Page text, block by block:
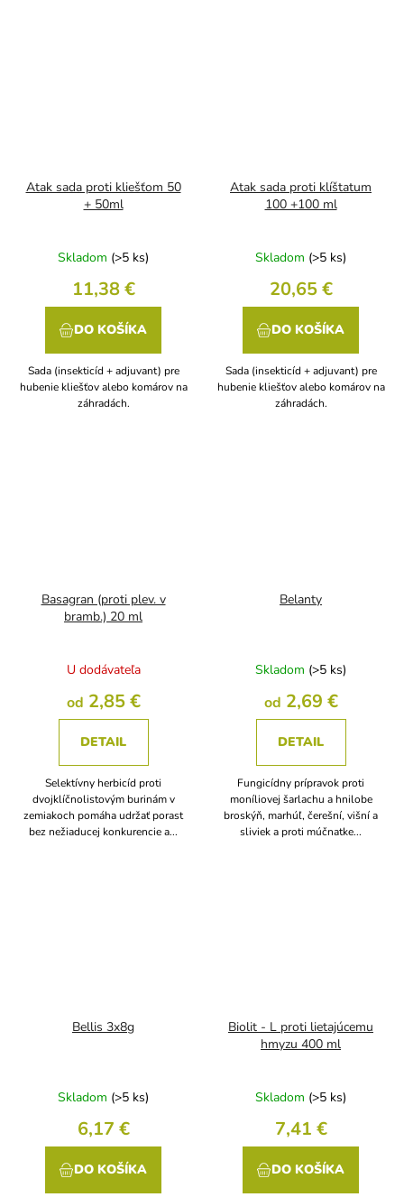
Atak sada proti kliešťom 50
+ 50ml
Skladom (>5 ks)
11,38 €
DO KOŠÍKA
Sada (insekticíd + adjuvant) pre
hubenie kliešťov alebo komárov na
záhradách.
Atak sada proti klíštatum
100 +100 ml
Skladom (>5 ks)
20,65 €
DO KOŠÍKA
Sada (insekticíd + adjuvant) pre
hubenie kliešťov alebo komárov na
záhradách.
Basagran (proti plev. v
bramb.) 20 ml
U dodávateľa
od 2,85 €
DETAIL
Selektívny herbicíd proti
dvojklíčnolistovým burinám v
zemiakoch pomáha udržať porast
bez nežiaducej konkurencie a...
Belanty
Skladom (>5 ks)
od 2,69 €
DETAIL
Fungicídny prípravok proti
moníliovej šarlachu a hnilobe
broskýň, marhúľ, čerešní, višní a
sliviek a proti múčnatke...
Bellis 3x8g
Skladom (>5 ks)
6,17 €
DO KOŠÍKA
Biolit - L proti lietajúcemu
hmyzu 400 ml
Skladom (>5 ks)
7,41 €
DO KOŠÍKA